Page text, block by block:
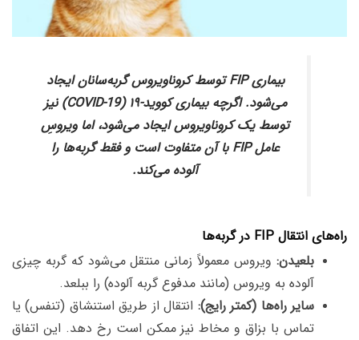
بیماری FIP توسط کروناویروس گربه‌سانان ایجاد
می‌شود. اگرچه بیماری کووید-۱۹ (COVID-19) نیز
توسط یک کروناویروس ایجاد می‌شود، اما ویروسِ
عامل FIP با آن متفاوت است و فقط گربه‌ها را
آلوده می‌کند.
راه‌های انتقال FIP در گربه‌ها
بلعیدن: ویروس معمولاً زمانی منتقل می‌شود که گربه چیزی
آلوده به ویروس (مانند مدفوع گربه آلوده) را ببلعد.
سایر راه‌ها (کمتر رایج): انتقال از طریق استنشاق (تنفس) یا
تماس با بزاق و مخاط نیز ممکن است رخ دهد. این اتفاق